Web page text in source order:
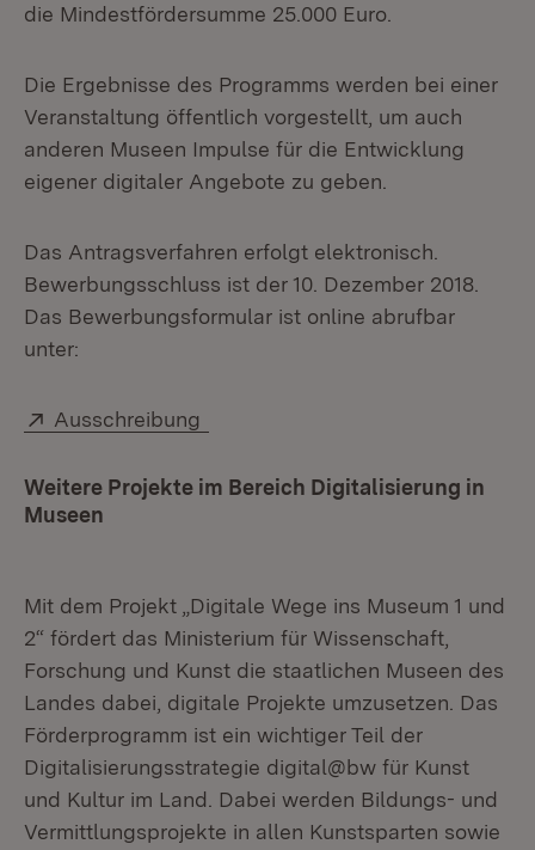
die Mindestfördersumme 25.000 Euro.
Die Ergebnisse des Programms werden bei einer
Veranstaltung öffentlich vorgestellt, um auch
anderen Museen Impulse für die Entwicklung
eigener digitaler Angebote zu geben.
Das Antragsverfahren erfolgt elektronisch.
Bewerbungsschluss ist der 10. Dezember 2018.
Das Bewerbungsformular ist online abrufbar
unter:
Extern:
Ausschreibung
Weitere Projekte im Bereich Digitalisierung in
Museen
Mit dem Projekt „Digitale Wege ins Museum 1 und
2“ fördert das Ministerium für Wissenschaft,
Forschung und Kunst die staatlichen Museen des
Landes dabei, digitale Projekte umzusetzen. Das
Förderprogramm ist ein wichtiger Teil der
Digitalisierungsstrategie digital@bw für Kunst
und Kultur im Land. Dabei werden Bildungs- und
Vermittlungsprojekte in allen Kunstsparten sowie